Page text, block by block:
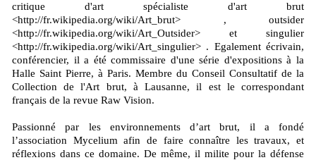
critique d'art spécialiste d'art brut
<http://fr.wikipedia.org/wiki/Art_brut> , outsider
<http://fr.wikipedia.org/wiki/Art_Outsider> et singulier
<http://fr.wikipedia.org/wiki/Art_singulier> . Egalement écrivain,
conférencier, il a été commissaire d'une série d'expositions à la
Halle Saint Pierre, à Paris. Membre du Conseil Consultatif de la
Collection de l'Art brut, à Lausanne, il est le correspondant
français de la revue Raw Vision.
Passionné par les environnements d’art brut, il a fondé
l’association Mycelium afin de faire connaître les travaux, et
réflexions dans ce domaine. De même, il milite pour la défense